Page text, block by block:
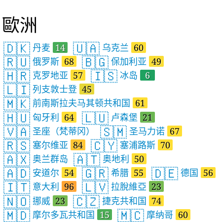
歐洲
🇩🇰 丹麦 14 🇺🇦 乌克兰 60
🇷🇺 俄罗斯 68 🇧🇬 保加利亚 49
🇭🇷 克罗地亚 57 🇮🇸 冰岛 6
🇱🇮 列支敦士登 45
🇲🇰 前南斯拉夫马其顿共和国 61
🇭🇺 匈牙利 64 🇱🇺 卢森堡 21
🇻🇦 圣座（梵蒂冈） 🇸🇲 圣马力诺 67
🇷🇸 塞尔维亚 84 🇨🇾 塞浦路斯 70
🇦🇽 奥兰群岛 🇦🇹 奥地利 50
🇦🇩 安道尔 54 🇬🇷 希腊 55 🇩🇪 德国 56
🇮🇹 意大利 96 🇱🇻 拉脫維亞 23
🇳🇴 挪威 23 🇨🇿 捷克共和国 74
🇲🇩 摩尔多瓦共和国 15 🇲🇨 摩纳哥 60